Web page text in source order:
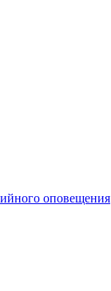
оповещения